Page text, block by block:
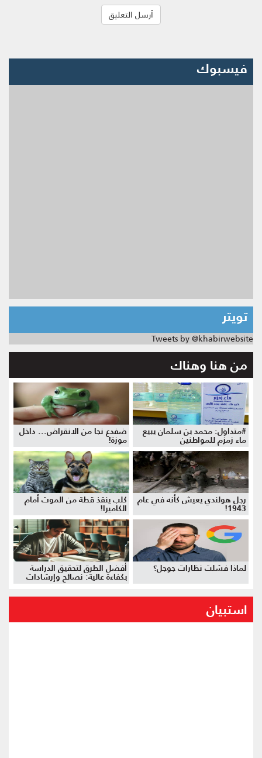
فيسبوك
تويتر
Tweets by @khabirwebsite
من هنا وهناك
#متداول: محمد بن سلمان يبيع
ماء زمزم للمواطنين
ضفدع نجا من الانقراض... داخل
موزة!
رجل هولندي يعيش كأنه في عام
1943!
كلب ينقذ قطة من الموت أمام
الكاميرا!
لماذا فشلت نظارات جوجل؟ أفضل الطرق لتحقيق الدراسة
بكفاءة عالية: نصائح وإرشادات
استبيان